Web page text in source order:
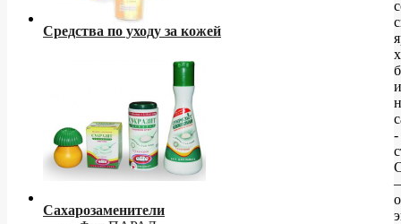
Средства по уходу за кожей
Сахарозаменители
-